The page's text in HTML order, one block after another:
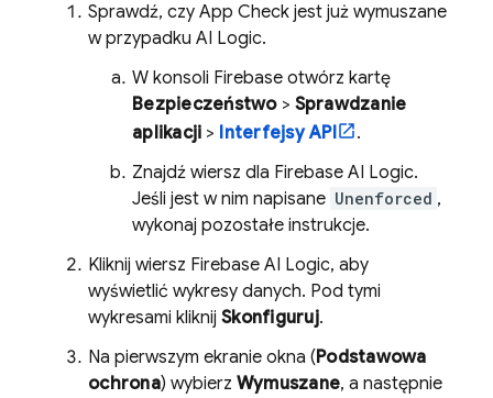
Sprawdź, czy App Check jest już wymuszane
w przypadku AI Logic.
W konsoli Firebase otwórz kartę
Bezpieczeństwo> Sprawdzanie
aplikacji > Interfejsy API
.
Znajdź wiersz dla Firebase AI Logic.
Jeśli jest w nim napisane Unenforced ,
wykonaj pozostałe instrukcje.
Kliknij wiersz Firebase AI Logic, aby
wyświetlić wykresy danych. Pod tymi
wykresami kliknij Skonfiguruj.
Na pierwszym ekranie okna (Podstawowa
ochrona) wybierz Wymuszane, a następnie